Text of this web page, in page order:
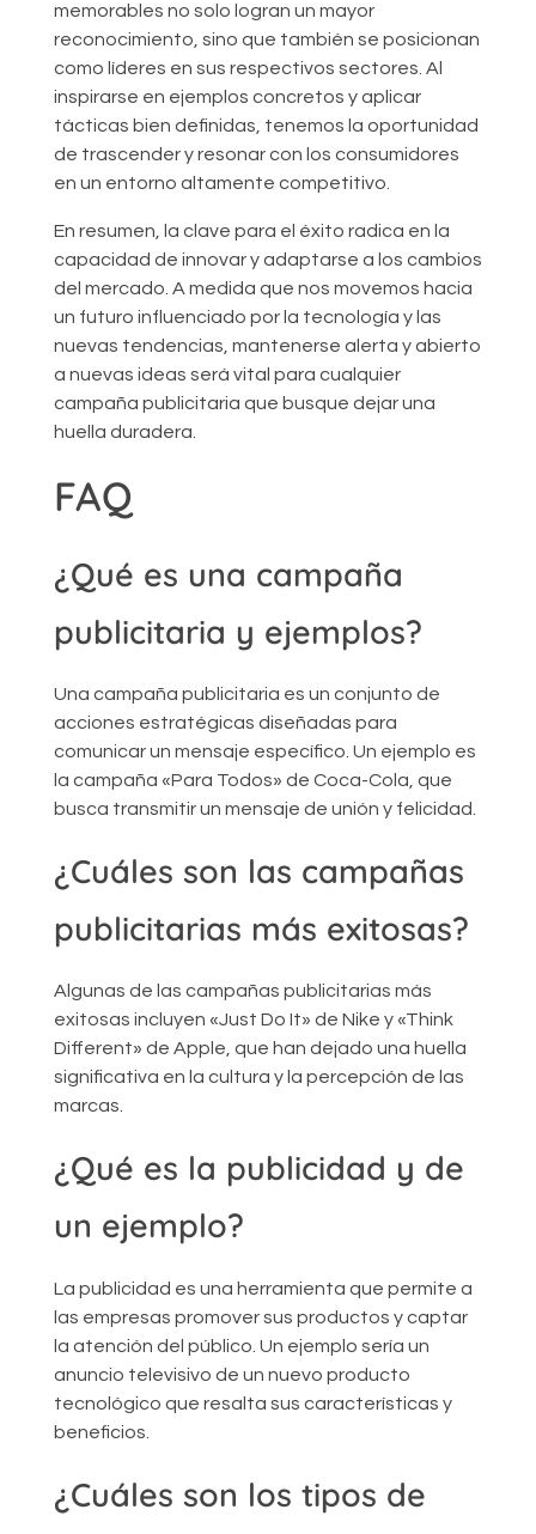
memorables no solo logran un mayor
reconocimiento, sino que también se posicionan
como líderes en sus respectivos sectores. Al
inspirarse en ejemplos concretos y aplicar
tácticas bien definidas, tenemos la oportunidad
de trascender y resonar con los consumidores
en un entorno altamente competitivo.
En resumen, la clave para el éxito radica en la
capacidad de innovar y adaptarse a los cambios
del mercado. A medida que nos movemos hacia
un futuro influenciado por la tecnología y las
nuevas tendencias, mantenerse alerta y abierto
a nuevas ideas será vital para cualquier
campaña publicitaria que busque dejar una
huella duradera.
FAQ
¿Qué es una campaña
publicitaria y ejemplos?
Una campaña publicitaria es un conjunto de
acciones estratégicas diseñadas para
comunicar un mensaje específico. Un ejemplo es
la campaña «Para Todos» de Coca-Cola, que
busca transmitir un mensaje de unión y felicidad.
¿Cuáles son las campañas
publicitarias más exitosas?
Algunas de las campañas publicitarias más
exitosas incluyen «Just Do It» de Nike y «Think
Different» de Apple, que han dejado una huella
significativa en la cultura y la percepción de las
marcas.
¿Qué es la publicidad y de
un ejemplo?
La publicidad es una herramienta que permite a
las empresas promover sus productos y captar
la atención del público. Un ejemplo sería un
anuncio televisivo de un nuevo producto
tecnológico que resalta sus características y
beneficios.
¿Cuáles son los tipos de